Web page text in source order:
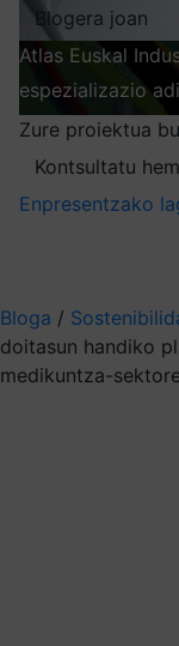
Blogera joan
Atlas Euskal
espezializazio
Zure proiektua
Kontsultatu
Enpresentzako
Bloga /
doitasun handiko
medikuntza-